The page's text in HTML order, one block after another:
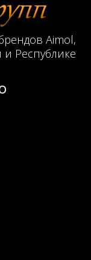
Aimol,
и Республике